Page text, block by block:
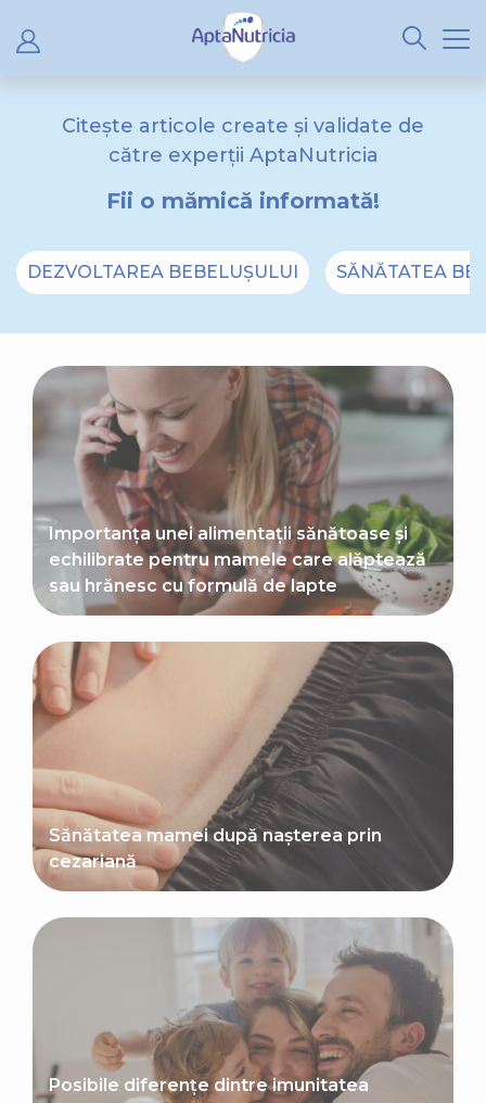
Citește articole create și validate de
către experții AptaNutricia
Fii o mămică informată!
DEZVOLTAREA BEBELUȘULUI SĂNĂTATEA
Importanța unei alimentații sănătoase și
echilibrate pentru mamele care alăptează
sau hrănesc cu formulă de lapte
Sănătatea mamei după nașterea prin
cezariană
Posibile diferențe dintre imunitatea